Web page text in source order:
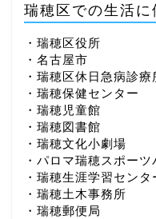
瑞穂区での生活に
・瑞穂区役所
・名古屋市
・瑞穂区休日急病診療
・瑞穂保健センター
・瑞穂児童館
・瑞穂図書館
・瑞穂文化小劇場
・パロマ瑞穂スポーツ
・瑞穂生涯学習センタ
・瑞穂土木事務所
・瑞穂郵便局